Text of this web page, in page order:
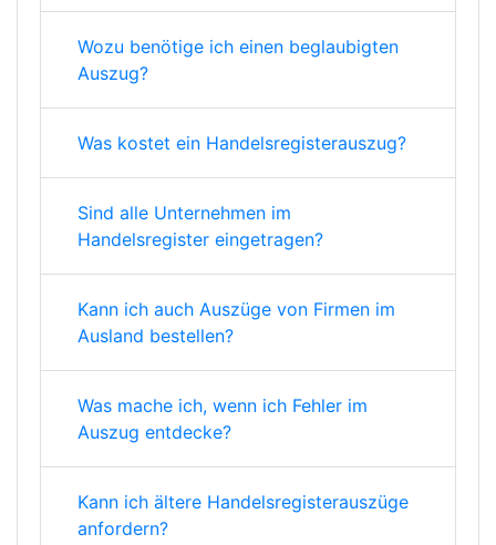
Wozu benötige ich einen beglaubigten
Auszug?
Was kostet ein Handelsregisterauszug?
Sind alle Unternehmen im
Handelsregister eingetragen?
Kann ich auch Auszüge von Firmen im
Ausland bestellen?
Was mache ich, wenn ich Fehler im
Auszug entdecke?
Kann ich ältere Handelsregisterauszüge
anfordern?